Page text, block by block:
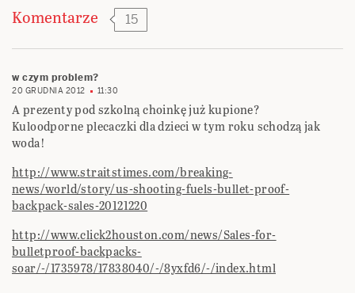
Komentarze 15
w czym problem?
20 GRUDNIA 2012 11:30
A prezenty pod szkolną choinkę już kupione?
Kuloodporne plecaczki dla dzieci w tym roku schodzą jak
woda!
http://www.straitstimes.com/breaking-
news/world/story/us-shooting-fuels-bullet-proof-
backpack-sales-20121220
http://www.click2houston.com/news/Sales-for-
bulletproof-backpacks-
soar/-/1735978/17838040/-/8yxfd6/-/index.html